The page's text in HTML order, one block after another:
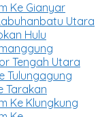
Ke Gianyar
Utara
Hulu
Tengah Utara
Tulungagung
Tarakan
Ke Klungkung